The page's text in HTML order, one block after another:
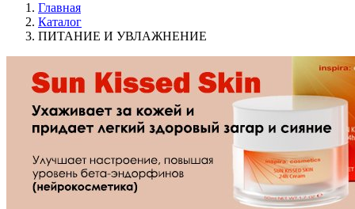
Главная
Каталог
ПИТАНИЕ И УВЛАЖНЕНИЕ